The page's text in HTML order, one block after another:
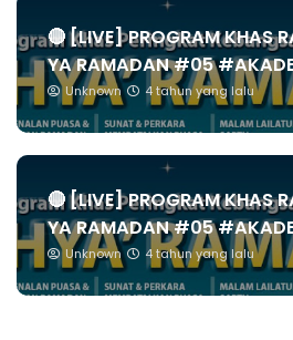
🔴 [LIVE] PROGRAM KHAS
YA RAMADAN #05
Unknown 4 tahun yang lalu
🔴 [LIVE] PROGRAM KHAS
YA RAMADAN #05
Unknown 4 tahun yang lalu